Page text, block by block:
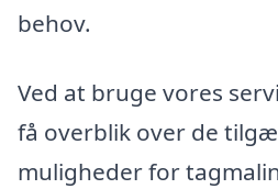
behov.
Ved at bruge vores
få overblik over de
muligheder for